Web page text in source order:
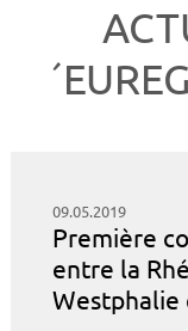
09.05.2019
Première
entre la
Westphalie